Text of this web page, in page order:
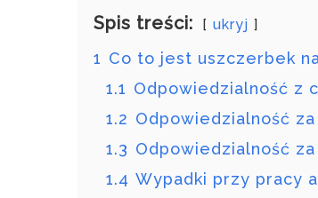
Spis treści: ukryj
1 Co to jest uszczerbek
1.1 Odpowiedzialność z
1.2 Odpowiedzialność
1.3 Odpowiedzialność
1.4 Wypadki przy pracy